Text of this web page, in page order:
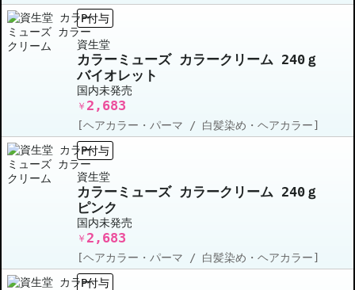
P付与
資生堂
カラーミューズ カラークリーム 240ｇ
バイオレット
国内未発売
￥ 2,683
[ヘアカラー・パーマ / 白髪染め・ヘアカラー]
P付与
資生堂
カラーミューズ カラークリーム 240ｇ
ピンク
国内未発売
￥ 2,683
[ヘアカラー・パーマ / 白髪染め・ヘアカラー]
P付与